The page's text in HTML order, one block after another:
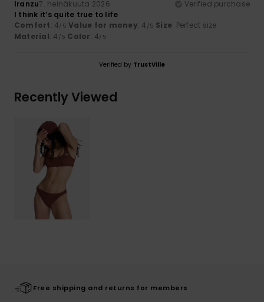
Iranzu7. heinäkuuta 2026
Verified purchase
I think it’s quite true to life
Comfort: 4/5 Value for money: 4 /5 Size: Perfect size
Material: 4 /5 Color: 4/5
Verified by TrustVille
Recently Viewed
Free shipping and returns for members